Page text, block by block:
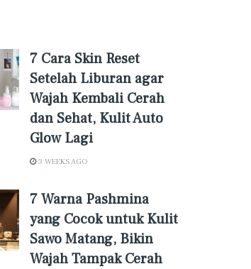
7 Cara Skin Reset
Setelah Liburan agar
Wajah Kembali Cerah
dan Sehat, Kulit Auto
Glow Lagi
3 WEEKS AGO
7 Warna Pashmina
yang Cocok untuk Kulit
Sawo Matang, Bikin
Wajah Tampak Cerah